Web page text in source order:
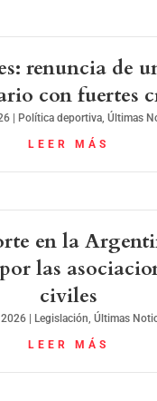
renuncia de
con fuertes
| Política deportiva ,Últimas
LEER MÁS
en la
las
civiles
| Legislación, Últimas
LEER MÁS